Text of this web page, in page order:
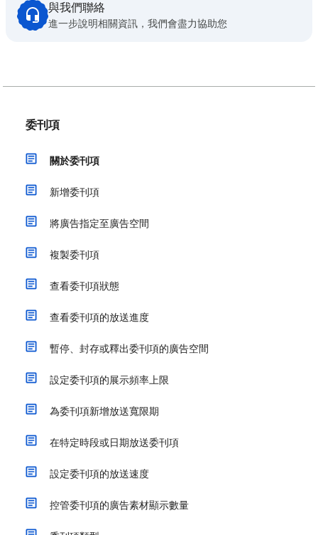
與我們聯絡
進一步說明相關資訊，我們會盡力協助您
委刊項
關於委刊項
新增委刊項
將廣告指定至廣告空間
複製委刊項
查看委刊項狀態
查看委刊項的放送進度
暫停、封存或釋出委刊項的廣告空間
設定委刊項的展示頻率上限
為委刊項新增放送寬限期
在特定時段或日期放送委刊項
設定委刊項的放送速度
控管委刊項的廣告素材顯示數量